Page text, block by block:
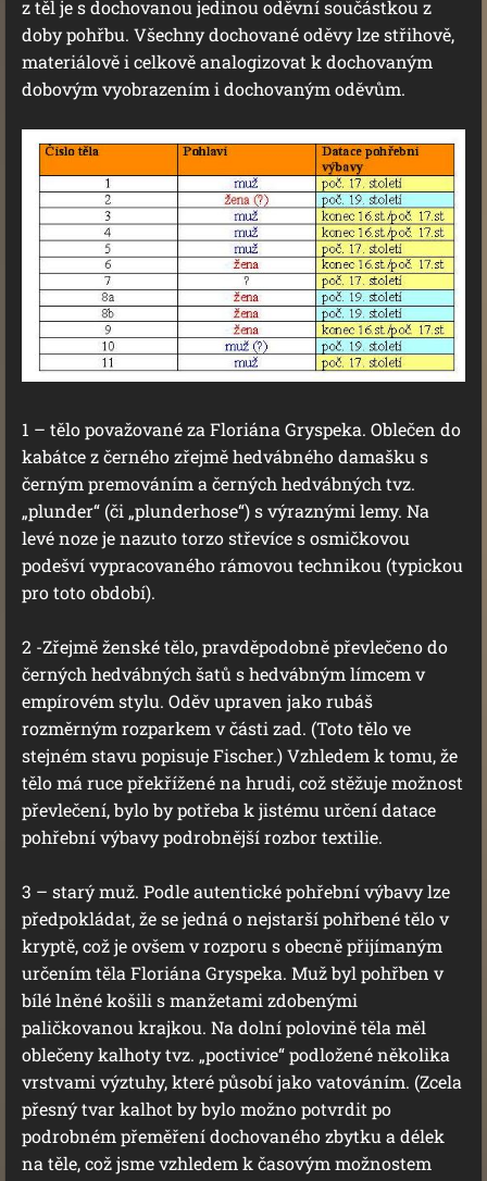
z těl je s dochovanou jedinou oděvní součástkou z
doby pohřbu. Všechny dochované oděvy lze střihově,
materiálově i celkově analogizovat k dochovaným
dobovým vyobrazením i dochovaným oděvům.
1 – tělo považované za Floriána Gryspeka. Oblečen do
kabátce z černého zřejmě hedvábného damašku s
černým premováním a černých hedvábných tvz.
„plunder“ (či „plunderhose“) s výraznými lemy. Na
levé noze je nazuto torzo střevíce s osmičkovou
podešví vypracovaného rámovou technikou (typickou
pro toto období).
2 -Zřejmě ženské tělo, pravděpodobně převlečeno do
černých hedvábných šatů s hedvábným límcem v
empírovém stylu. Oděv upraven jako rubáš
rozměrným rozparkem v části zad. (Toto tělo ve
stejném stavu popisuje Fischer.) Vzhledem k tomu, že
tělo má ruce překřížené na hrudi, což stěžuje možnost
převlečení, bylo by potřeba k jistému určení datace
pohřební výbavy podrobnější rozbor textilie.
3 – starý muž. Podle autentické pohřební výbavy lze
předpokládat, že se jedná o nejstarší pohřbené tělo v
kryptě, což je ovšem v rozporu s obecně přijímaným
určením těla Floriána Gryspeka. Muž byl pohřben v
bílé lněné košili s manžetami zdobenými
paličkovanou krajkou. Na dolní polovině těla měl
oblečeny kalhoty tvz. „poctivice“ podložené několika
vrstvami výztuhy, které působí jako vatováním. (Zcela
přesný tvar kalhot by bylo možno potvrdit po
podrobném přeměření dochovaného zbytku a délek
na těle, což jsme vzhledem k časovým možnostem